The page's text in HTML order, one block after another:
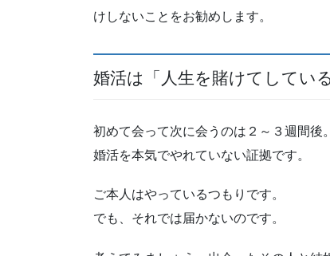
けしないことをお勧めします。
婚活は「人生を賭けてしてい
初めて会って次に会うのは２～３週間
婚活を本気でやれていない証拠です。
ご本人はやっているつもりです。
でも、それでは届かないのです。